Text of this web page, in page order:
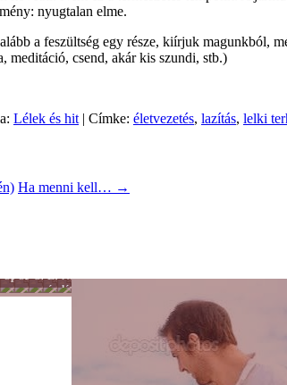
nyugtalan elme.
a feszültség egy része, kiírjuk magunkból,
meditáció, csend, akár kis szundi, stb.)
Lélek és hit | Címke: életvezetés, lazítás, lelki
Ha menni kell… →
Sport
-
Színes
nagyvilág
Önkéntesség
Lélek
és
Női
lét